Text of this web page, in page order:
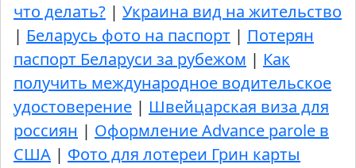
что делать? | Украина вид на жительство
| Беларусь фото на паспорт | Потерян
паспорт Беларуси за рубежом | Как
получить международное водительское
удостоверение | Швейцарская виза для
россиян | Оформление Advance parole в
США | Фото для лотереи Грин карты